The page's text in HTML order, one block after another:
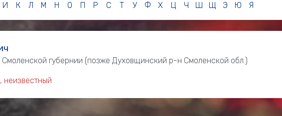
И К Л М Н О П Р С Т У Ф Х Ц Ч Ш Щ Э Ю Я
губернии (позже Духовщинский р-н Смоленской обл.)
неизвестный